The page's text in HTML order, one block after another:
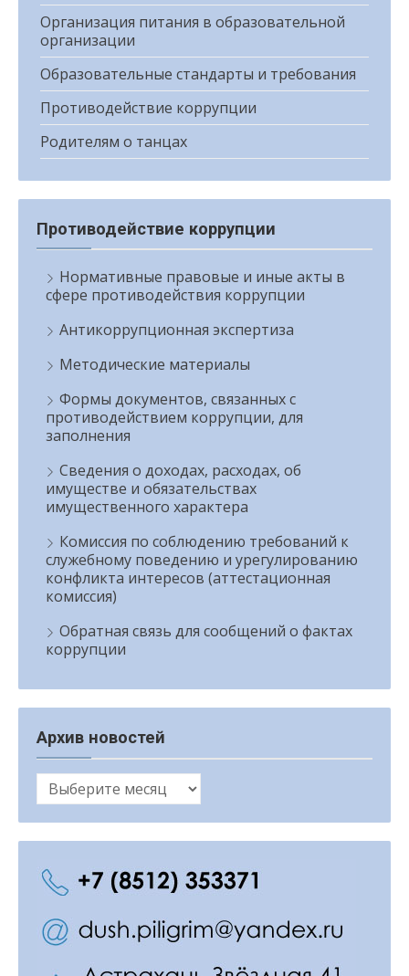
Организация питания в образовательной
организации
Образовательные стандарты и требования
Противодействие коррупции
Родителям о танцах
Противодействие коррупции
Нормативные правовые и иные акты в
сфере противодействия коррупции
Антикоррупционная экспертиза
Методические материалы
Формы документов, связанных с
противодействием коррупции, для
заполнения
Сведения о доходах, расходах, об
имуществе и обязательствах
имущественного характера
Комиссия по соблюдению требований к
служебному поведению и урегулированию
конфликта интересов (аттестационная
комиссия)
Обратная связь для сообщений о фактах
коррупции
Архив новостей
Архив
новостей